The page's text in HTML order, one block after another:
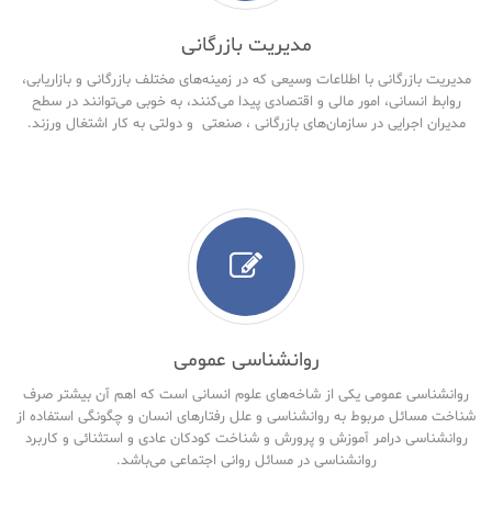
مدیریت بازرگانی
مدیریت بازرگانی با اطلاعات وسیعی که در زمینه‌های مختلف بازرگانی و بازاریابی،
روابط انسانی، امور مالی و اقتصادی پیدا می‌کنند، به خوبی می‌توانند در سطح
مدیران اجرایی در سازمان‌های بازرگانی ، صنعتی و دولتی به کار اشتغال ورزند.
روانشناسی عمومی
روانشناسی عمومی یکی از شاخه‌های علوم انسانی است که اهم آن بیشتر صرف
شناخت مسائل مربوط به روانشناسی و علل رفتارهای انسان و چگونگی استفاده از
روانشناسی درامر آموزش و پرورش و شناخت کودکان عادی و استثنائی و کاربرد
روانشناسی در مسائل روانی اجتماعی می‌باشد.